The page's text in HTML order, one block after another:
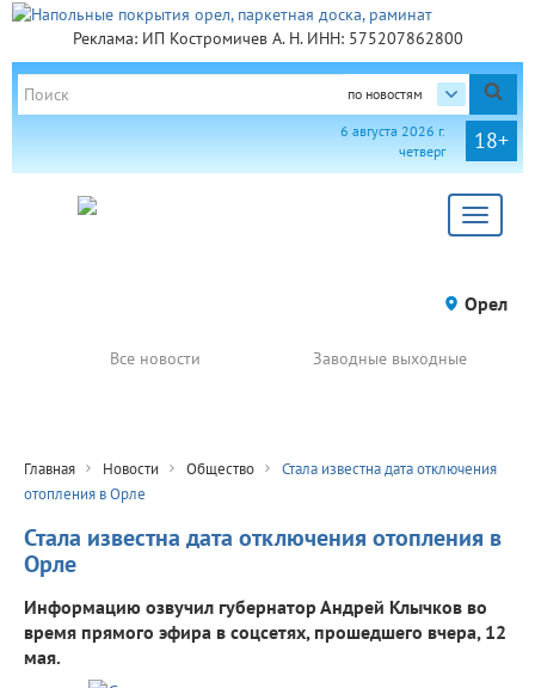
Реклама: ИП Костромичев А. Н. ИНН: 575207862800
по новостям
18+
6 августа 2026 г.
четверг
Toggle
Орел
Все новости Заводные выходные
Главная Новости Общество
Стала известна дата отключения
отопления в Орле
Стала известна дата отключения отопления в
Орле
Информацию озвучил губернатор Андрей Клычков во
время прямого эфира в соцсетях, прошедшего вчера, 12
мая.